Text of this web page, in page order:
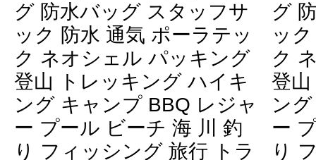
グ 防水バッグ スタッフサ
ック 防水 通気 ポーラテッ
ク ネオシェル パッキング
登山 トレッキング ハイキ
ング キャンプ BBQ レジャ
ー プール ビーチ 海 川 釣
り フィッシング 旅行 トラ
グ
ッ
ク
登
ン
ー
り